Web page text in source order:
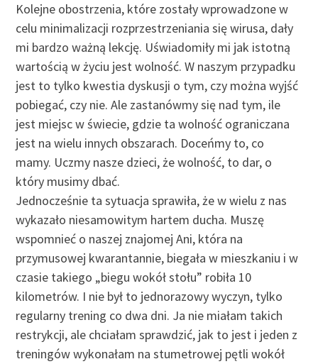
Kolejne obostrzenia, które zostały wprowadzone w
celu minimalizacji rozprzestrzeniania się wirusa, dały
mi bardzo ważną lekcję. Uświadomiły mi jak istotną
wartością w życiu jest wolność. W naszym przypadku
jest to tylko kwestia dyskusji o tym, czy można wyjść
pobiegać, czy nie. Ale zastanówmy się nad tym, ile
jest miejsc w świecie, gdzie ta wolność ograniczana
jest na wielu innych obszarach. Doceńmy to, co
mamy. Uczmy nasze dzieci, że wolność, to dar, o
który musimy dbać.
Jednocześnie ta sytuacja sprawiła, że w wielu z nas
wykazało niesamowitym hartem ducha. Muszę
wspomnieć o naszej znajomej Ani, która na
przymusowej kwarantannie, biegała w mieszkaniu i w
czasie takiego „biegu wokół stołu” robiła 10
kilometrów. I nie był to jednorazowy wyczyn, tylko
regularny trening co dwa dni. Ja nie miałam takich
restrykcji, ale chciałam sprawdzić, jak to jest i jeden z
treningów wykonałam na stumetrowej pętli wokół